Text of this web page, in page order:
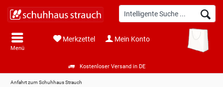
Kostenloser Versand in DE
Menü
Merkzettel Mein Konto
Anfahrt zum Schuhhaus Strauch